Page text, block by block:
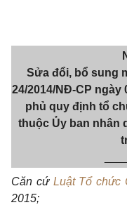
Sửa đổi, bổ sung
24/2014/NĐ-CP ngày
phủ quy định tổ
thuộc Ủy ban nhân
Căn cứ Luật Tổ chức
2015;